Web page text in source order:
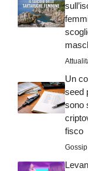
Un
seed
sono
fisco
Gossip